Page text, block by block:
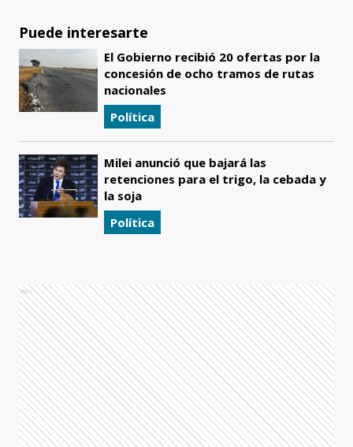
Puede interesarte
El Gobierno recibió 20 ofertas por la
concesión de ocho tramos de rutas
nacionales
Política
Milei anunció que bajará las
retenciones para el trigo, la cebada y
la soja
Política
Ads